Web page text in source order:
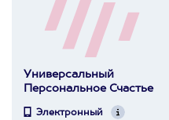
Универсальный
Персональное Счастье
Электронный